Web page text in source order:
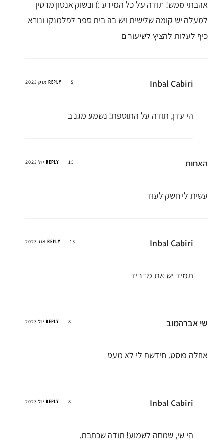
אהבתי ממש! תודה על כל המידע :) ובשוק אנטון מרטין
למעלה יש קומה שלישית ויש בה בית ספר לפלמנקו ונורא
כיף לעלות להציץ לשיעורים
Inbal Cabiri
REPLY 5 אוק 2023
הי עדן, תודה על התוספת! נשמע מגניב
האחות REPLY 15 יול 2023
עשית לי חשק לעוד
Inbal Cabiri
REPLY 18 אוג 2023
תמיד יש את מדריד
שי אברהמוב REPLY 8 יול 2023
אחלה פוסט. חידשת לי לא מעט
Inbal Cabiri
REPLY 8 יול 2023
הי שי, שמחה לשמוע! תודה שכתבת.